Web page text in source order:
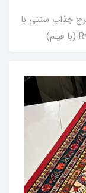
جذاب سنتی با